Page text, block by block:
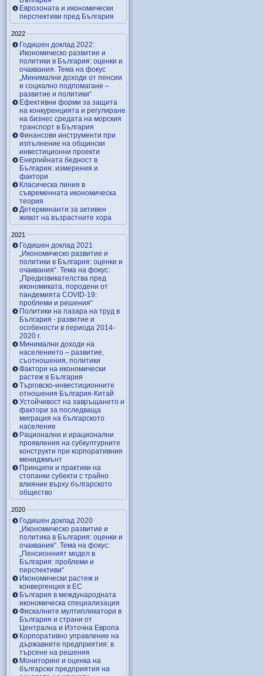
Еврозоната и икономически
перспективи пред България
2022
Годишен доклад 2022:
Икономическо развитие и
политики в България: оценки и
очаквания. Тема на фокус
„Минимални доходи от пенсии
и социално подпомагане –
развитие и политики“
Ефективни форми за защита
на конкуренцията и регулиране
на бизнес средата на морския
транспорт в България
Финансови инструменти при
изпълнение на общински
инвестиционни проекти
Енергийната бедност в
България: измерения и
фактори
Класическа линия в
съвременната икономическа
теория
Детерминанти за активен
живот на възрастните хора
2021
Годишен доклад 2021
„Икономическо развитие и
политики в България: оценки и
очаквания“. Тема на фокус:
„Предизвикателства пред
икономиката, породени от
пандемията COVID-19:
проблеми и решения“
Политики на пазара на труд в
България - развитие и
особености в периода 2014-
2020 г.
Минимални доходи на
населението – развитие,
съотношения, политики
Фактори на икономически
растеж в България
Търговско-инвестиционните
отношения България-Китай
Устойчивост на завръщането и
фактори за последваща
миграция на българското
население
Рационални и ирационални
проявления на субкултурните
конструкти при корпоративния
мениджмънт
Принципи и практики на
стопанки субекти с трайно
влияние върху българското
общество
2020
Годишен доклад 2020
„Икономическо развитие и
политика в България: оценки и
очаквания“. Тема на фокус:
„Пенсионният модел в
България: проблеми и
перспективи“
Икономически растеж и
конвергенция в ЕС
България в международната
икономическа специализация
Фискалните мултипликатори в
България и страни от
Централна и Източна Европа
Корпоративно управление на
държавните предприятия: в
търсене на решения
Мониторинг и оценка на
български предприятия на